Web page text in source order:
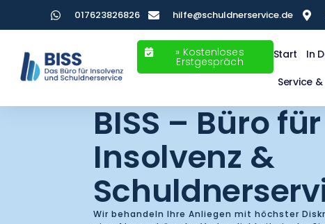
017623826826 hilfe@schuldnerservice.de
» Kostenloses
Erstgespräch
Start In
Service
BISS – Büro für
Insolvenz &
Wir behandeln Ihre Anliegen mit höchster